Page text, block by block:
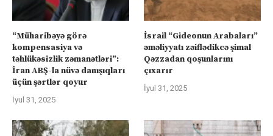
“Müharibəyə görə
kompensasiya və
təhlükəsizlik zəmanətləri”:
İran ABŞ-la nüvə danışıqları
üçün şərtlər qoyur
İyul 31, 2025
İsrail “Gideonun Arabaları”
əməliyyatı zəiflədikcə şimal
Qəzzadan qoşunlarını
çıxarır
İyul 31, 2025